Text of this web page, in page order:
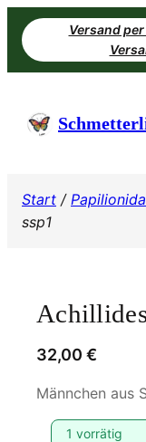
Zum
Inhalt
springen
Versand
Start /
ssp1
Achillides
32,00 €
Männchen aus
1 vorrätig